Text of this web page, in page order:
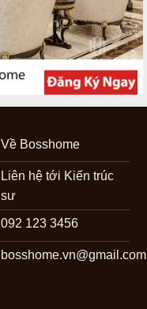
Về Bosshome
Liên hệ tới Kiến trúc
sư
092 123 3456
bosshome.vn@gmail.com